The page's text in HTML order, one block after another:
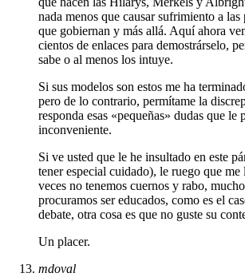
nada menos que causar sufrimiento a las
que gobiernan y más allá. Aquí ahora
cientos de enlaces para demostrárselo,
sabe o al menos los intuye.
Si sus modelos son estos me ha
pero de lo contrario, permítame la
responda esas «pequeñas» dudas que le
inconveniente.
Si ve usted que le he insultado en este
tener especial cuidado), le ruego que
veces no tenemos cuernos y rabo,
procuramos ser educados, como es el
debate, otra cosa es que no guste su
Un placer.
mdoval